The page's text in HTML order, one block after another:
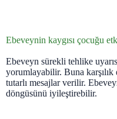
Ebeveynin kaygısı çocuğu
Ebeveyn sürekli tehlike
yorumlayabilir. Buna karşılık
tutarlı mesajlar verilir.
döngüsünü iyileştirebilir.